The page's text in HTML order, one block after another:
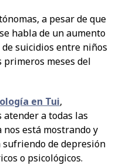
a pesar de que
habla de un aumento
suicidios entre niños
primeros meses del
en Tui,
atender a todas las
está mostrando y
de depresión
o psicológicos.